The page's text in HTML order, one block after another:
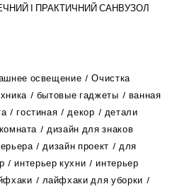
І ПРАКТИЧНИЙ САНВУЗОЛ
освещение
Очистка
бытовые гаджеты
ванная
гостиная декор
детали
дизайн для знаков
дизайн проект
для
интерьер кухни
интерьер
лайфхаки для уборки